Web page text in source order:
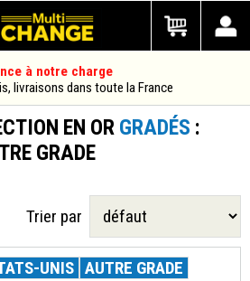
à notre charge
livraisons dans toute la France
EN OR GRADÉS :
GRADE
Trier par
UNIS AUTRE GRADE